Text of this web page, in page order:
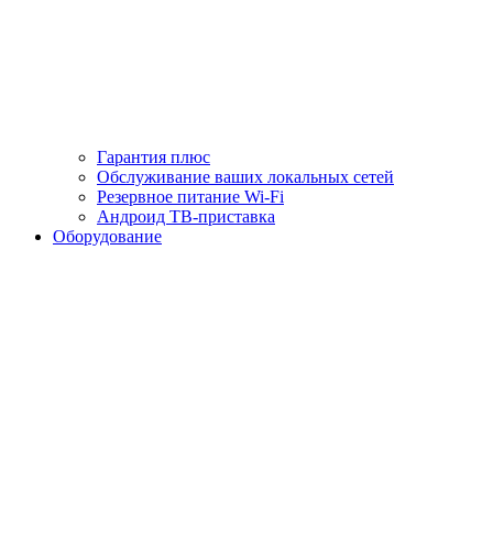
Гарантия плюс
Обслуживание ваших локальных сетей
Резервное питание Wi-Fi
Андроид ТВ-приставка
Оборудование